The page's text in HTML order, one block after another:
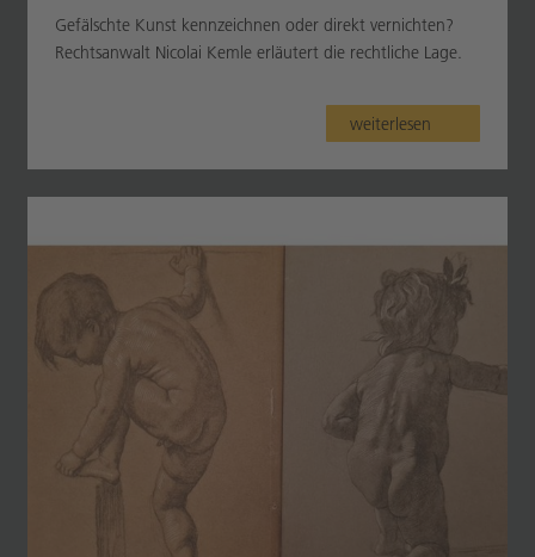
Gefälschte Kunst kennzeichnen oder direkt vernichten?
Rechtsanwalt Nicolai Kemle erläutert die rechtliche Lage.
weiterlesen